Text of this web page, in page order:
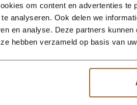
om content en advertenties
analyseren. Ook delen we
en analyse. Deze partners
hebben verzameld op basis van
hier uiteraard van op de hoogte!